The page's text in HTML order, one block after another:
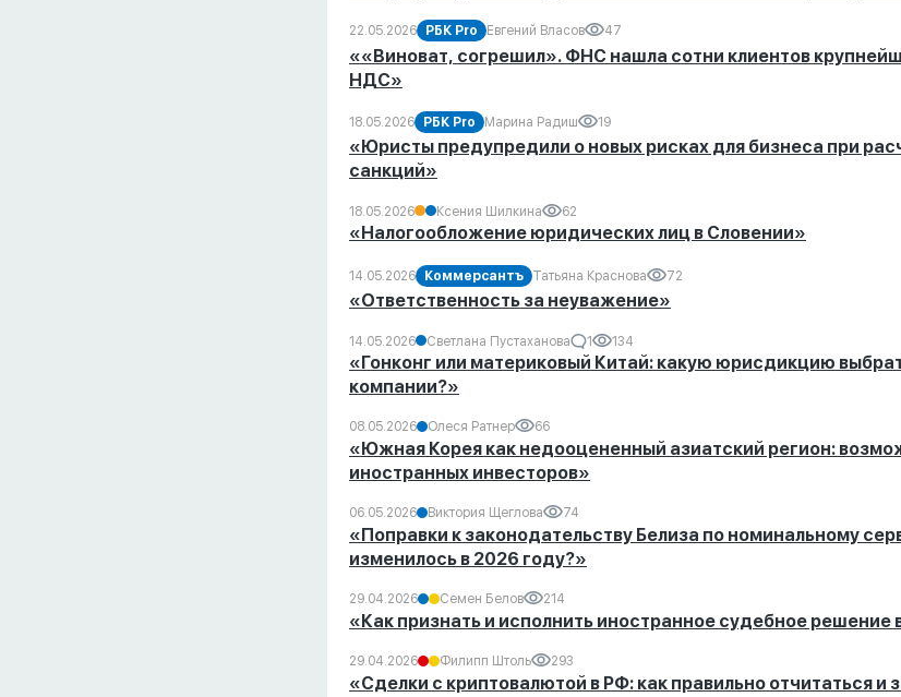
22.05.2026 РБК Pro Евгений Власов 47
««Виноват, согрешил». ФНС нашла сотни клиентов
НДС»
18.05.2026 РБК Pro Марина Радиш 19
«Юристы предупредили о новых рисках для бизнеса при
санкций»
18.05.2026 Ксения Шилкина 62
«Налогообложение юридических лиц в Словении»
14.05.2026 Коммерсантъ Татьяна Краснова 72
«Ответственность за неуважение»
14.05.2026 Светлана Пустаханова 1 134
«Гонконг или материковый Китай: какую юрисдикцию
компании?»
08.05.2026 Олеся Ратнер 66
«Южная Корея как недооцененный азиатский регион:
иностранных инвесторов»
06.05.2026 Виктория Щеглова 74
«Поправки к законодательству Белиза по номинальному
изменилось в 2026 году?»
29.04.2026 Семен Белов 214
«Как признать и исполнить иностранное судебное решение
29.04.2026 Филипп Штоль 293
«Сделки с криптовалютой в РФ: как правильно отчитаться и